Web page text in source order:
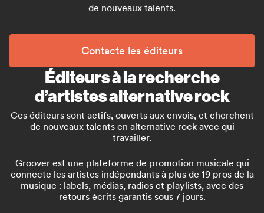
de nouveaux talents.
Contacte les éditeurs
Éditeurs à la recherche
d’artistes alternative rock
Ces éditeurs sont actifs, ouverts aux envois, et cherchent
de nouveaux talents en alternative rock avec qui
travailler.
Groover est une plateforme de promotion musicale qui
connecte les artistes indépendants à plus de 19 pros de la
musique : labels, médias, radios et playlists, avec des
retours écrits garantis sous 7 jours.